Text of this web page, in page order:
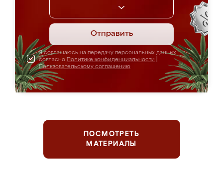
Отправить
Я соглашаюсь на передачу персональных данных
согласно Политике конфиденциальности
Пользовательскому соглашению
ПОСМОТРЕТЬ
МАТЕРИАЛЫ